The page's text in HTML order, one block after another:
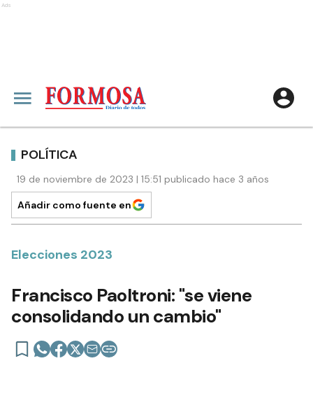
Ads
POLÍTICA
19 de noviembre de 2023 | 15:51 publicado hace 3 años
Añadir como fuente en
Elecciones 2023
Francisco Paoltroni: "se viene
consolidando un cambio"